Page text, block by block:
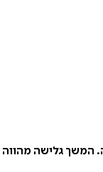
המשך גלישה מהווה